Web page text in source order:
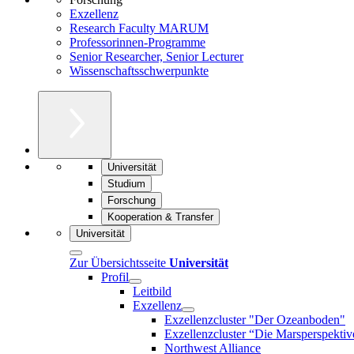
Exzellenz
Research Faculty MARUM
Professorinnen-Programme
Senior Researcher, Senior Lecturer
Wissenschaftsschwerpunkte
Universität
Studium
Forschung
Kooperation & Transfer
Universität
Zur Übersichtsseite Universität
Profil
Leitbild
Exzellenz
Exzellenzcluster "Der Ozeanboden"
Exzellenzcluster “Die
Northwest Alliance